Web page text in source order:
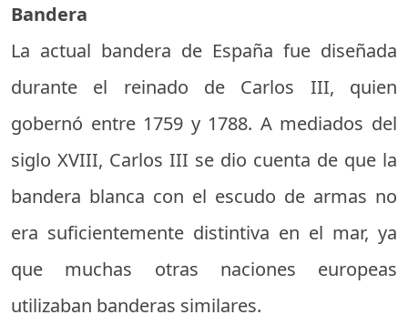
Bandera
La actual bandera de España fue diseñada
durante el reinado de Carlos III, quien
gobernó entre 1759 y 1788. A mediados del
siglo XVIII, Carlos III se dio cuenta de que la
bandera blanca con el escudo de armas no
era suficientemente distintiva en el mar, ya
que muchas otras naciones europeas
utilizaban banderas similares.